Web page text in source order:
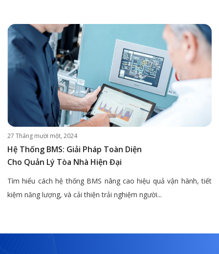
27 Tháng mười một, 2024
Hệ Thống BMS: Giải Pháp Toàn Diện
Cho Quản Lý Tòa Nhà Hiện Đại
Tìm hiểu cách hệ thống BMS nâng cao hiệu quả vận hành, tiết
kiệm năng lượng, và cải thiện trải nghiệm người...